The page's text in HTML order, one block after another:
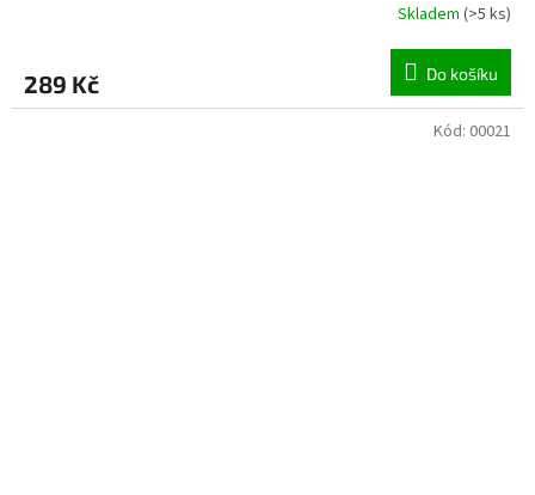
Skladem (>5 ks)
289 Kč Do košíku
Kód: 00021